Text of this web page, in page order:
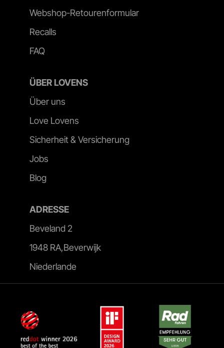
Webshop-Retourenformular
Recalls
FAQ
ÜBER LOVENS
Über uns
Love Lovens
Sicherheit & Versicherung
Jobs
Blog
ADRESSE
Beveland 2
1948 RA,Beverwijk
Niederlande